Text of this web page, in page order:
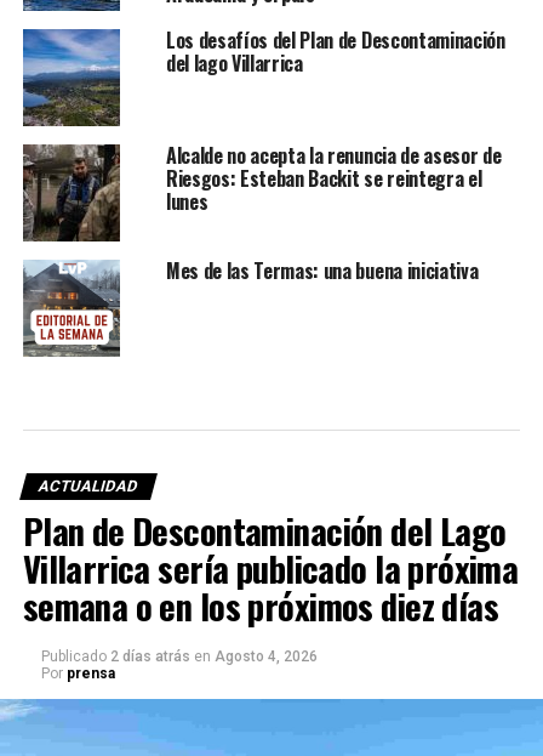
Los desafíos del Plan de Descontaminación
del lago Villarrica
Alcalde no acepta la renuncia de asesor de
Riesgos: Esteban Backit se reintegra el
lunes
Mes de las Termas: una buena iniciativa
ACTUALIDAD
Plan de Descontaminación del Lago
Villarrica sería publicado la próxima
semana o en los próximos diez días
Publicado 2 días atrás en Agosto 4, 2026
Por prensa